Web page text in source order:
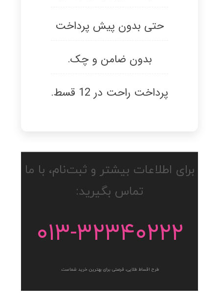
حتی بدون پیش پرداخت
بدون ضامن و چک.
پرداخت راحت در 12 قسط.
برای اطلاعات بیشتر و ثبت‌نام، با ما
تماس بگیرید:
۰۱۳-۳۲۳۴۰۲۲۲
طرح اقساط طلایی، فرصتی برای بهترین خرید شماست.